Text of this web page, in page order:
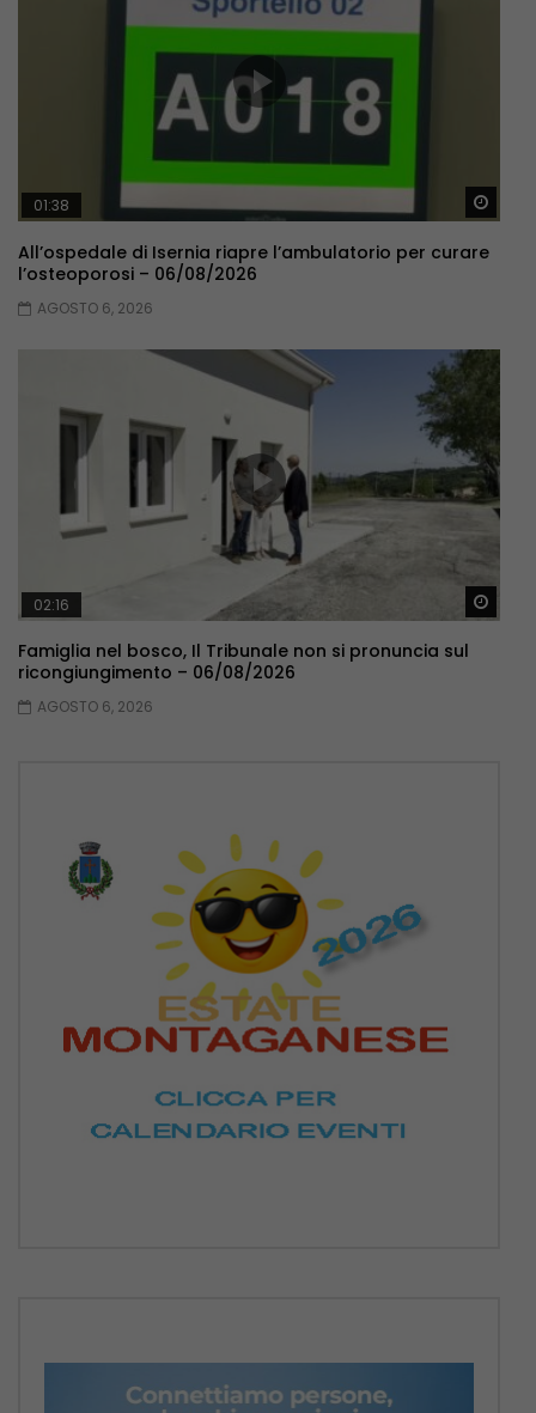
01:38
All’ospedale di Isernia riapre l’ambulatorio per curare
l’osteoporosi – 06/08/2026
AGOSTO 6, 2026
02:16
Famiglia nel bosco, Il Tribunale non si pronuncia sul
ricongiungimento – 06/08/2026
AGOSTO 6, 2026